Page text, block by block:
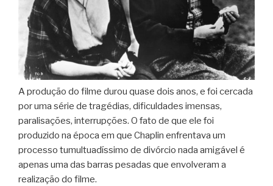
A produção do filme durou quase dois anos, e foi cercada
por uma série de tragédias, dificuldades imensas,
paralisações, interrupções. O fato de que ele foi
produzido na época em que Chaplin enfrentava um
processo tumultuadíssimo de divórcio nada amigável é
apenas uma das barras pesadas que envolveram a
realização do filme.